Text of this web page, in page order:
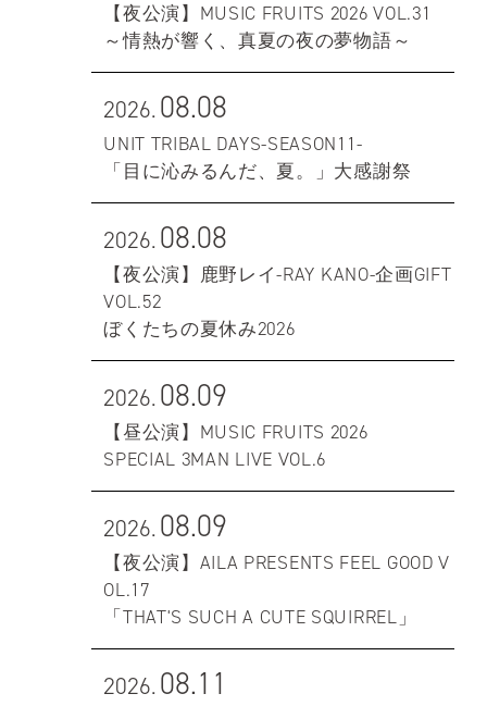
【夜公演】MUSIC FRUITS 2026 VOL.31
～情熱が響く、真夏の夜の夢物語～
2026.08.08
UNIT TRIBAL DAYS-SEASON11-
「目に沁みるんだ、夏。」大感謝祭
2026.08.08
【夜公演】鹿野レイ-RAY KANO-企画GIFT
VOL.52
ぼくたちの夏休み2026
2026.08.09
【昼公演】MUSIC FRUITS 2026
SPECIAL 3MAN LIVE VOL.6
2026.08.09
【夜公演】AILA PRESENTS FEEL GOOD V
OL.17
「THAT'S SUCH A CUTE SQUIRREL」
2026.08.11